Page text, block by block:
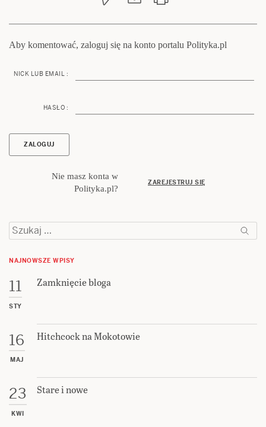
Aby komentować, zaloguj się na konto portalu Polityka.pl
NICK LUB EMAIL :
HASŁO :
Nie masz konta w
Polityka.pl?
ZAREJESTRUJ SIĘ
Szukaj:
NAJNOWSZE WPISY
11
STY
Zamknięcie bloga
16
MAJ
Hitchcock na Mokotowie
23
KWI
Stare i nowe